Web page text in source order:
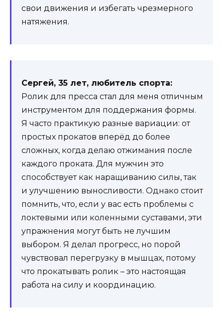
свои движения и избегать чрезмерного
натяжения.
Сергей, 35 лет, любитель спорта:
Ролик для пресса стал для меня отличным
инструментом для поддержания формы.
Я часто практикую разные вариации: от
простых прокатов вперёд до более
сложных, когда делаю отжимания после
каждого проката. Для мужчин это
способствует как наращиванию силы, так
и улучшению выносливости. Однако стоит
помнить, что, если у вас есть проблемы с
локтевыми или коленными суставами, эти
упражнения могут быть не лучшим
выбором. Я делал прогресс, но порой
чувствовал перегрузку в мышцах, потому
что прокатывать ролик – это настоящая
работа на силу и координацию.